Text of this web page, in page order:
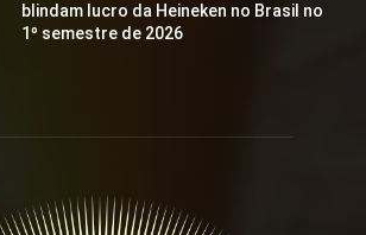
blindam lucro da Heineken no Brasil no
1º semestre de 2026